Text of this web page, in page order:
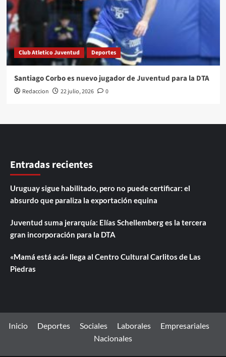
Club Atletico Juventud Deportes
Santiago Corbo es nuevo jugador de Juventud para la DTA
Redaccion 22 julio, 2026 0
Entradas recientes
Uruguay sigue habilitado, pero no puede certificar: el
absurdo que paraliza la exportación equina
Juventud suma jerarquía: Elías Schellemberg es la tercera
gran incorporación para la DTA
«Mamá está acá» llega al Centro Cultural Carlitos de Las
Piedras
Inicio Deportes Sociales Laborales
Empresariales
Nacionales